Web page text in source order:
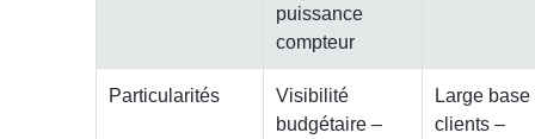
puissance
compteur
Particularités
Visibilité
budgétaire –
Large base
clients –